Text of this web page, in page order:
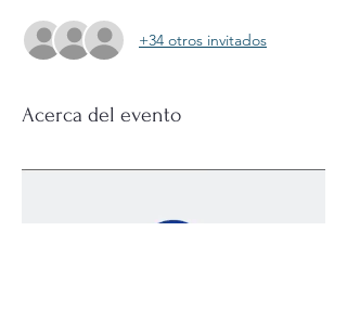
+34 otros invitados
Acerca del evento